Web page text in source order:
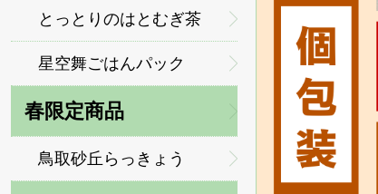
とっとりのはとむぎ茶
星空舞ごはんパック
春限定商品
鳥取砂丘らっきょう